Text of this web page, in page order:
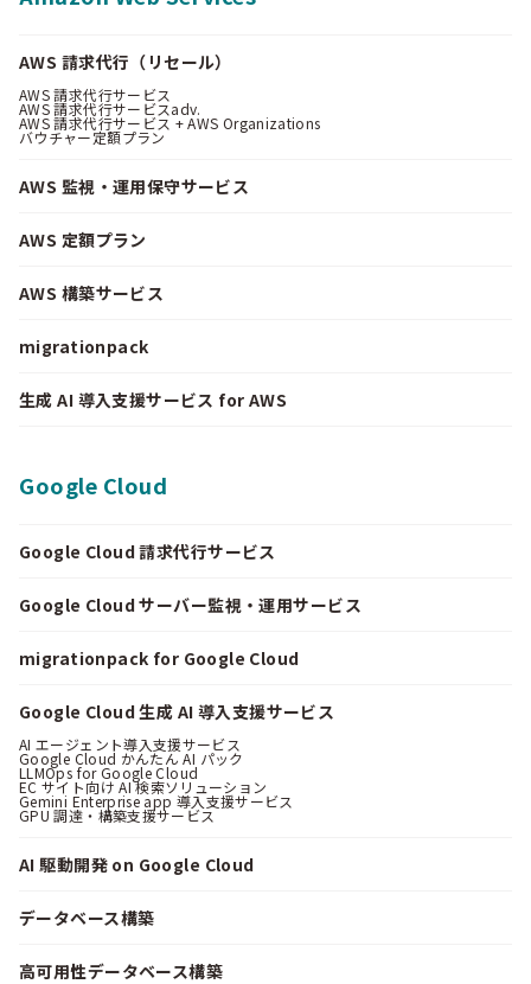
AWS 請求代行（リセール）
AWS 請求代行サービス
AWS 請求代行サービスadv.
AWS 請求代行サービス + AWS Organizations
バウチャー定額プラン
AWS 監視・運用保守サービス
AWS 定額プラン
AWS 構築サービス
migrationpack
生成 AI 導入支援サービス for AWS
Google Cloud
Google Cloud 請求代行サービス
Google Cloud サーバー監視・運用サービス
migrationpack for Google Cloud
Google Cloud 生成 AI 導入支援サービス
AI エージェント導入支援サービス
Google Cloud かんたん AI パック
LLMOps for Google Cloud
EC サイト向け AI 検索ソリューション
Gemini Enterprise app 導入支援サービス
GPU 調達・構築支援サービス
AI 駆動開発 on Google Cloud
データベース構築
高可用性データベース構築